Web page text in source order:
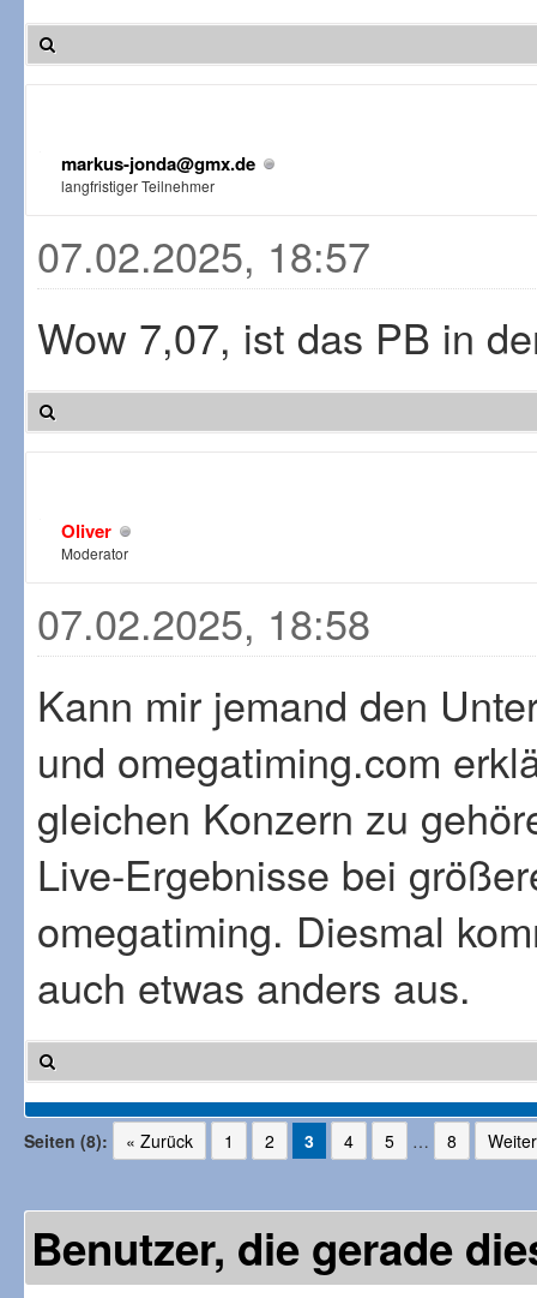
markus-jonda@gmx.de
langfristiger Teilnehmer
07.02.2025, 18:57
Wow 7,07, ist das PB in
Oliver
Moderator
07.02.2025, 18:58
Kann mir jemand den
und omegatiming.com
gleichen Konzern zu
Live-Ergebnisse bei
omegatiming. Diesmal
auch etwas anders aus.
Seiten (8): « Zurück 1 2 3 4 5 … 8
Benutzer, die gerade